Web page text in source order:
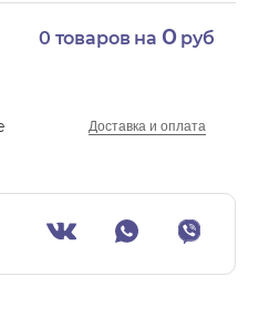
0 товаров на 0руб
Доставка и оплата